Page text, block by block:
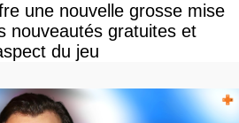
une nouvelle grosse mise
nouveautés gratuites et
du jeu